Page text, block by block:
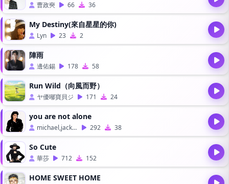
曹政奭 66 36
My Destiny(來自星星的你)
Lyn 23 2
陣雨
邊佑錫 178 58
Run Wild（向風而野）
ヤ優喐寶貝ジ 171 24
you are not alone
michael,jackson 292 38
So Cute
華莎 712 152
HOME SWEET HOME